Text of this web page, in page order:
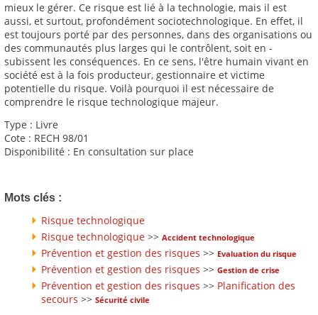
mieux le gérer. Ce risque est lié à la technologie, mais il est
aussi, et surtout, profondément sociotechnologique. En effet, il
est toujours porté par des personnes, dans des organisations ou
des communautés plus larges qui le contrôlent, soit en -
subissent les conséquences. En ce sens, l'être humain vivant en
société est à la fois producteur, gestionnaire et victime
potentielle du risque. Voilà pourquoi il est nécessaire de
comprendre le risque technologique majeur.
Type : Livre
Cote : RECH 98/01
Disponibilité : En consultation sur place
Mots clés :
Risque technologique
Risque technologique >> Accident technologique
Prévention et gestion des risques >> Evaluation du risque
Prévention et gestion des risques >> Gestion de crise
Prévention et gestion des risques >> Planification des
secours >> Sécurité civile